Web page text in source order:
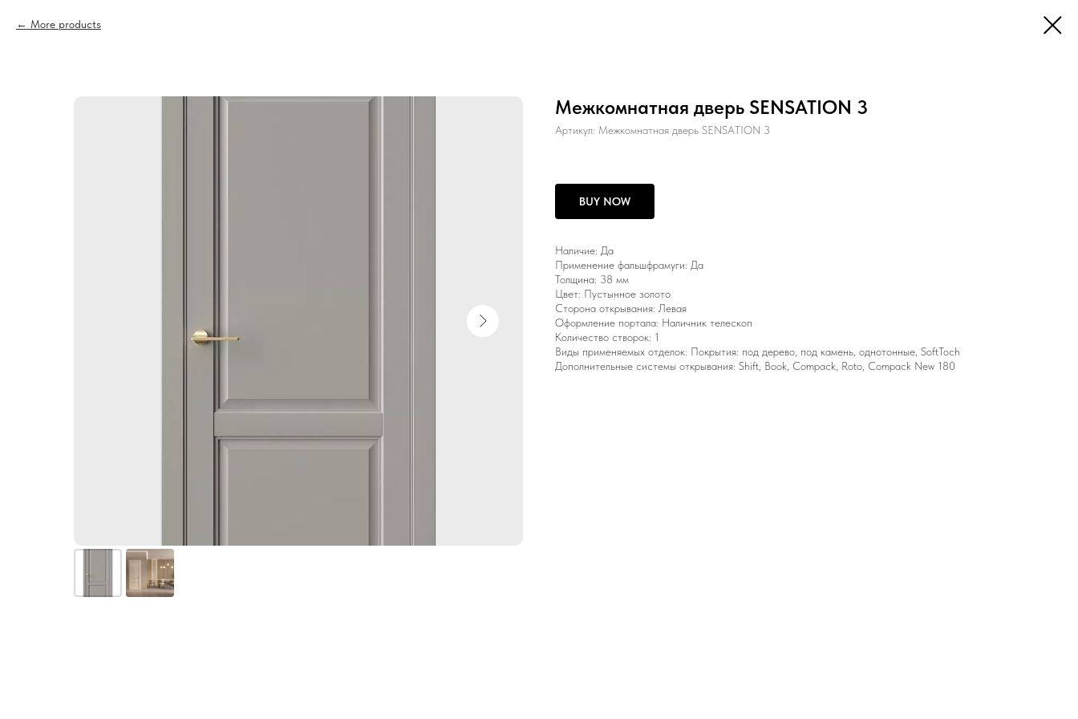
More products
Межкомнатная дверь SENSATION 3
Артикул: Межкомнатная дверь SENSATION 3
BUY NOW
Наличие: Да
Применение фальшфрамуги: Да
Толщина: 38 мм
Цвет: Пустынное золото
Сторона открывания: Левая
Оформление портала: Наличник телескоп
Количество створок: 1
Виды применяемых отделок: Покрытия: под дерево, под камень, однотонные, SoftToch
Дополнительные системы открывания: Shift, Book, Compack, Roto, Compack New 180